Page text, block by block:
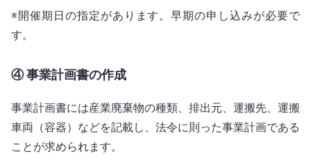
※開催期日の指定があります。早期の申し込みが必要で
す。
④ 事業計画書の作成
事業計画書には産業廃棄物の種類、排出元、運搬先、運搬
車両（容器）などを記載し、法令に則った事業計画である
ことが求められます。